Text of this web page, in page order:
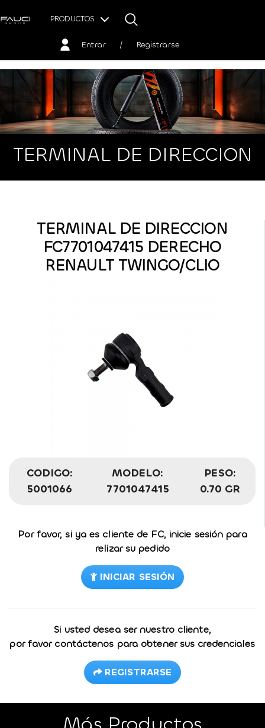
PRODUCTOS
Entrar / Registrarse
TERMINAL DE DIRECCION
TERMINAL DE DIRECCION
FC7701047415 DERECHO
RENAULT TWINGO/CLIO
CODIGO:
5001066
MODELO:
7701047415
PESO:
0.70 GR
Por favor, si ya es cliente de FC, inicie sesión para
relizar su pedido
INICIAR SESIÓN
Si usted desea ser nuestro cliente,
por favor contáctenos para obtener sus credenciales
REGISTRARSE